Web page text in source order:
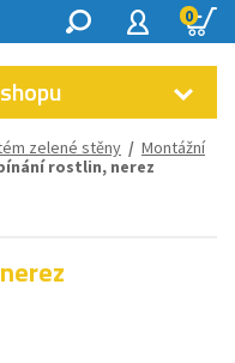
0
zelené stěny / Montážní
rostlin, nerez